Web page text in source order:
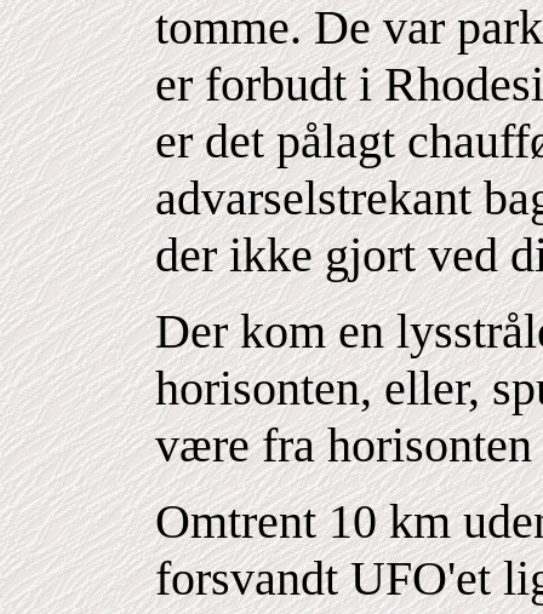
tomme. De var
er forbudt i
er det pålagt
advarselstrekant
der ikke gjort ved
Der kom en
horisonten, eller,
være fra
Omtrent 10 km
forsvandt UFO'et